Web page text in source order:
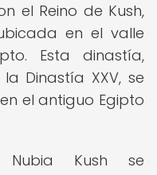
el Reino de Kush,
en el valle
Esta dinastía,
Dinastía XXV, se
el antiguo Egipto
Kush se